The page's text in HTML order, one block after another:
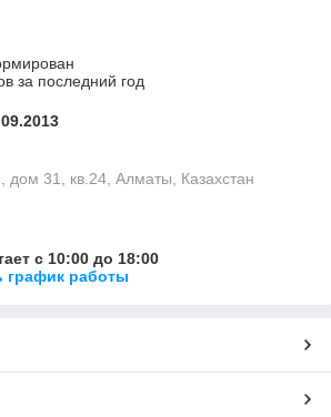
за последний год
дом 31, кв.24, Алматы, Казахстан
с 10:00 до 18:00
график работы